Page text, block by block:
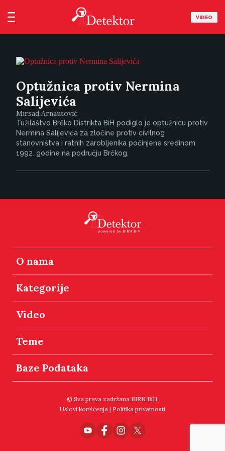
VIDEO
Optužnica protiv Nermina
Salijevića
Mirsad Arnautović
Tužilaštvo Brčko Distrikta BiH podiglo je optužnicu protiv
Nermina Salijevića za zločine protiv civilnog
stanovništva i ratnih zarobljenika počinjene sredinom
1992. godine na području Brčkog.
O nama
Kategorije
Video
Teme
Baze Podataka
© Sva prava zadržana BIRN BiH.
Uslovi korišćenja | Politika privatnosti